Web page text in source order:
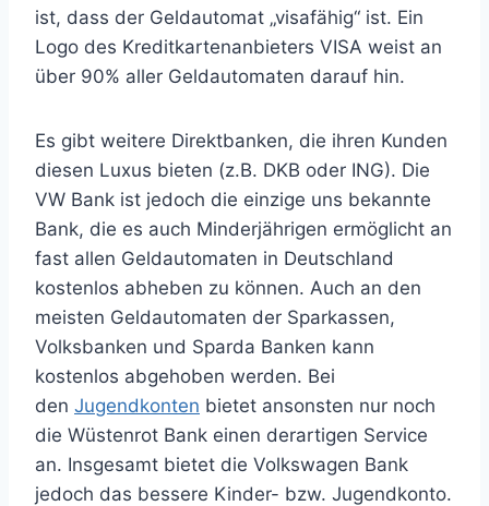
ist, dass der Geldautomat „visafähig“ ist. Ein
Logo des Kreditkartenanbieters VISA weist an
über 90% aller Geldautomaten darauf hin.
Es gibt weitere Direktbanken, die ihren Kunden
diesen Luxus bieten (z.B. DKB oder ING). Die
VW Bank ist jedoch die einzige uns bekannte
Bank, die es auch Minderjährigen ermöglicht an
fast allen Geldautomaten in Deutschland
kostenlos abheben zu können. Auch an den
meisten Geldautomaten der Sparkassen,
Volksbanken und Sparda Banken kann
kostenlos abgehoben werden. Bei
den Jugendkonten bietet ansonsten nur noch
die Wüstenrot Bank einen derartigen Service
an. Insgesamt bietet die Volkswagen Bank
jedoch das bessere Kinder- bzw. Jugendkonto.